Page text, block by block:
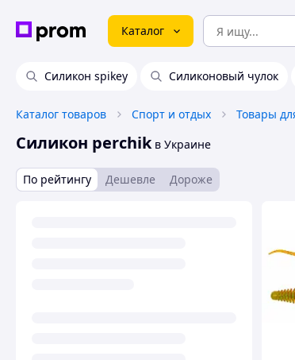
Каталог
Силикон spikey Силиконовый чулок
Каталог товаров Спорт и отдых Товары
Силикон perchikв Украине
По рейтингу Дешевле Дороже